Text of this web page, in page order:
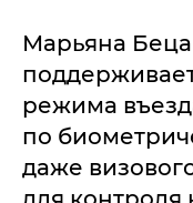
Марьяна Беца
режима
по
даже